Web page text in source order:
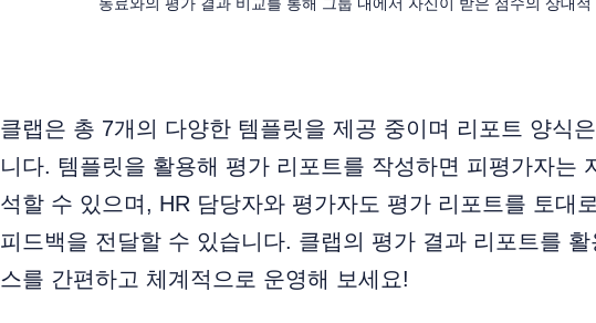
클랩은 총 7개의 다양한 템플릿을 제공 중이며 리포트 양식
니다. 템플릿을 활용해 평가 리포트를 작성하면 피평가자는
석할 수 있으며, HR 담당자와 평가자도 평가 리포트를 토대
피드백을 전달할 수 있습니다. 클랩의 평가 결과 리포트를
스를 간편하고 체계적으로 운영해 보세요!